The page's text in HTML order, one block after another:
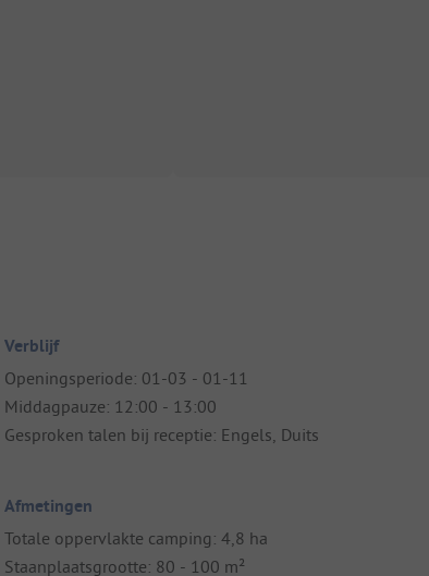
Verblijf
Openingsperiode: 01-03 - 01-11
Middagpauze: 12:00 - 13:00
Gesproken talen bij receptie: Engels, Duits
Afmetingen
Totale oppervlakte camping: 4,8 ha
Staanplaatsgrootte: 80 - 100 m²